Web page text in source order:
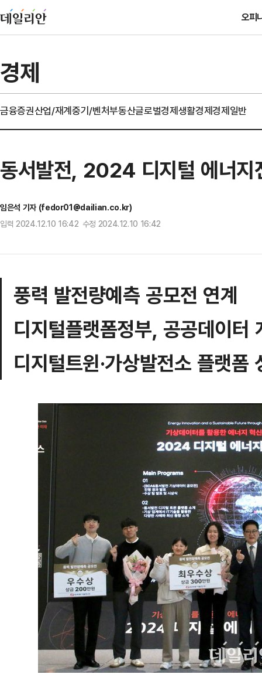
오피
경제
금융증권산업/재계중기/벤처부동산글로벌경제생활경제경제일반
동서발전, 2024 디지털 에너지
임은석 기자 (fedor01@dailian.co.kr)
입력 2024.12.10 16:42 수정 2024.12.10 16:42
풍력 발전량예측 공모전 연계
디지털플랫폼정부, 공공데이터
디지털트윈·가상발전소 플랫폼